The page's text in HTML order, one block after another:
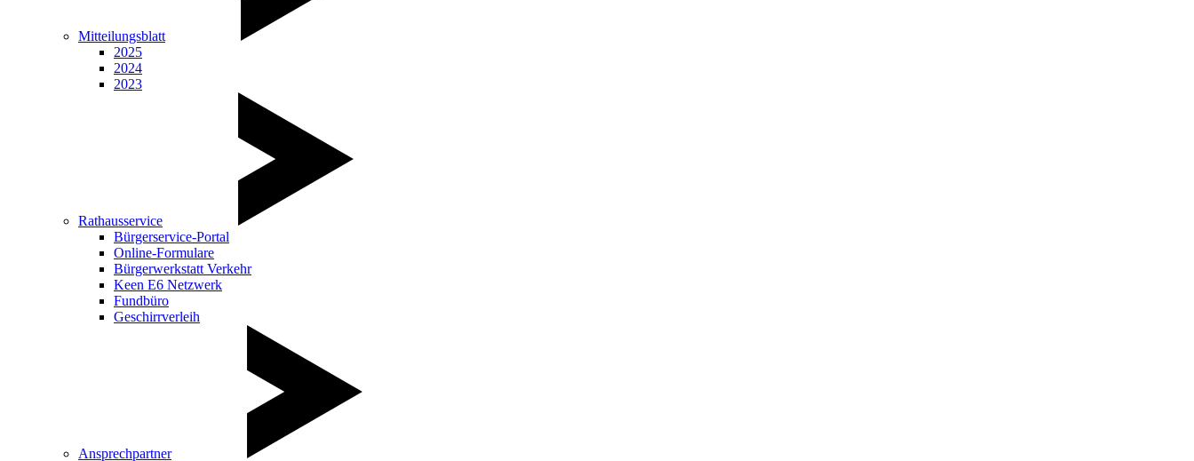
Mitteilungsblatt
2025
2024
2023
Rathausservice
Bürgerservice-Portal
Online-Formulare
Bürgerwerkstatt Verkehr
Keen E6 Netzwerk
Fundbüro
Geschirrverleih
Ansprechpartner